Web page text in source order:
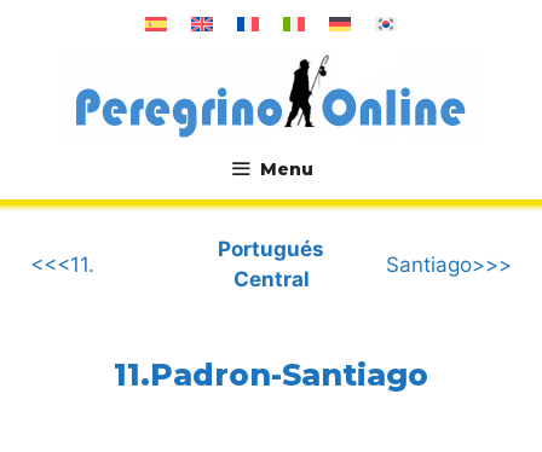
Menu
.
<<<11.
Portugués
Central
Santiago>>>
11.Padron-Santiago